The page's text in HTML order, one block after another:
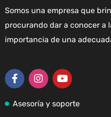
Somos una empresa que
procurando dar a conocer a
importancia de una
Asesoría y soporte